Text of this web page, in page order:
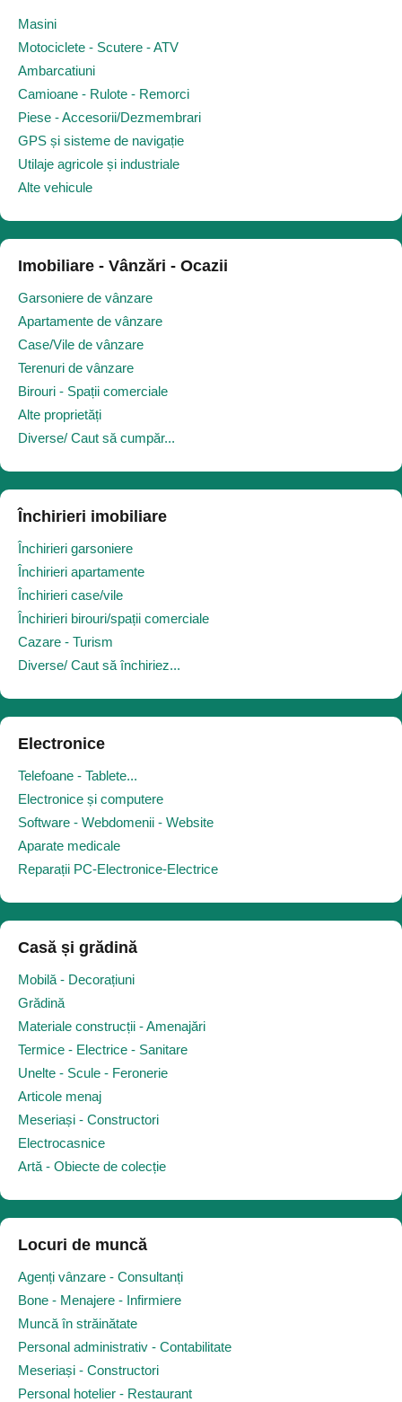
Masini
Motociclete - Scutere - ATV
Ambarcatiuni
Camioane - Rulote - Remorci
Piese - Accesorii/Dezmembrari
GPS și sisteme de navigație
Utilaje agricole și industriale
Alte vehicule
Imobiliare - Vânzări - Ocazii
Garsoniere de vânzare
Apartamente de vânzare
Case/Vile de vânzare
Terenuri de vânzare
Birouri - Spații comerciale
Alte proprietăți
Diverse/ Caut să cumpăr...
Închirieri imobiliare
Închirieri garsoniere
Închirieri apartamente
Închirieri case/vile
Închirieri birouri/spații comerciale
Cazare - Turism
Diverse/ Caut să închiriez...
Electronice
Telefoane - Tablete...
Electronice și computere
Software - Webdomenii - Website
Aparate medicale
Reparații PC-Electronice-Electrice
Casă și grădină
Mobilă - Decorațiuni
Grădină
Materiale construcții - Amenajări
Termice - Electrice - Sanitare
Unelte - Scule - Feronerie
Articole menaj
Meseriași - Constructori
Electrocasnice
Artă - Obiecte de colecție
Locuri de muncă
Agenți vânzare - Consultanți
Bone - Menajere - Infirmiere
Muncă în străinătate
Personal administrativ - Contabilitate
Meseriași - Constructori
Personal hotelier - Restaurant